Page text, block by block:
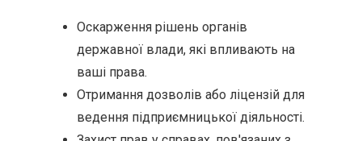
Оскарження рішень органів
державної влади, які впливають на
ваші права.
Отримання дозволів або ліцензій для
ведення підприємницької діяльності.